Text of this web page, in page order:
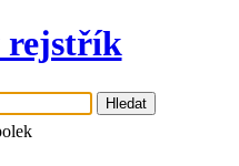
rejstřík
Hledat